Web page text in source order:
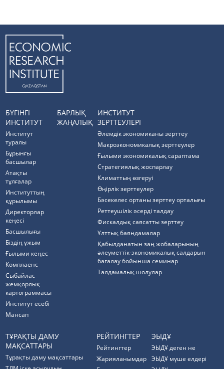
БҮГІНГІ
ИНСТИТУТ
Институт
туралы
Бұрынғы
басшылар
Атақты
тұлғалар
Институттың
құрылымы
Директорлар
кеңесі
Басшылығы
Біздің ұжым
Ғылыми кеңес
Комплаенс
Cыбайлас
жемқорлық
картограммасы
Институт есебі
Мансап
БАРЛЫҚ
ЖАҢАЛЫҚ
ИНСТИТУТ
ЗЕРТТЕУЛЕРІ
Әлемдік экономиканы зерттеу
Макроэкономикалық зерттеулер
Ғылыми экономикалық сараптама
Стратегиялық жоспарлау
Климаттың өзгеруі
Өңірлік зерттеулер
Бәсекелес ортаны зерттеу орталығы
Реттеушілік әсерді талдау
Фискалдық саясатты зерттеу
Ұлттық баяндамалар
Қабылданатын заң жобаларының
әлеуметтік-экономикалық салдарын
бағалау бойынша семинар
Талдамалық шолулар
ТҰРАҚТЫ ДАМУ
МАҚСАТТАРЫ
Тұрақты даму мақсаттары
РЕЙТИНГТЕР
Рейтингтер
Жарияланымдар
ЭЫДҰ
ЭЫДҰ деген не
ЭЫДҰ мүше елдері